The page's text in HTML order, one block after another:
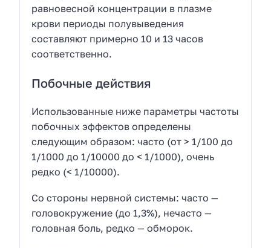
равновесной концентрации в плазме
крови периоды полувыведения
составляют примерно 10 и 13 часов
соответственно.
Побочные действия
Использованные ниже параметры частоты
побочных эффектов определены
следующим образом: часто (от > 1/100 до
1/1000 до 1/10000 до < 1/1000), очень
редко (< 1/10000).
Со стороны нервной системы: часто —
головокружение (до 1,3%), нечасто —
головная боль, редко — обморок.